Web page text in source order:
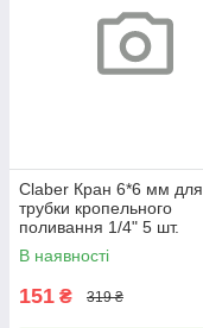
Claber Кран 6*6 мм для
трубки кропельного
поливання 1/4" 5 шт.
В наявності
151 ₴ 319 ₴